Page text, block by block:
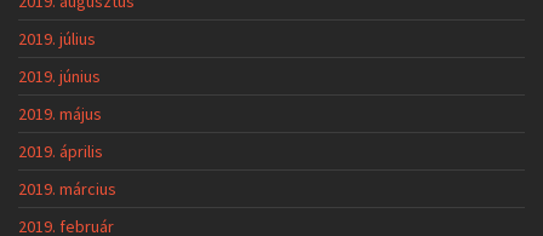
2019. július
2019. június
2019. május
2019. április
2019. március
2019. február